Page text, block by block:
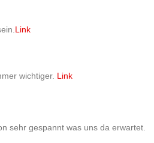
Link
wichtiger. Link
sehr gespannt was uns da erwartet.